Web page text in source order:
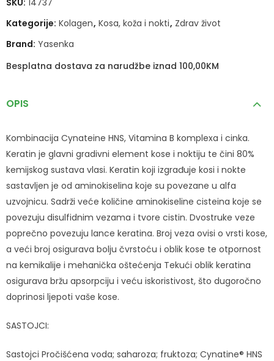
Kategorije: Kolagen, Kosa, koža i nokti, Zdrav život
Brand: Yasenka
Besplatna dostava za narudžbe iznad 100,00KM
OPIS
Kombinacija Cynateine HNS, Vitamina B komplexa i cinka.
Keratin je glavni gradivni element kose i noktiju te čini 80%
kemijskog sustava vlasi. Keratin koji izgrađuje kosi i nokte
sastavljen je od aminokiselina koje su povezane u alfa
uzvojnicu. Sadrži veće količine aminokiseline cisteina koje se
povezuju disulfidnim vezama i tvore cistin. Dvostruke veze
poprečno povezuju lance keratina. Broj veza ovisi o vrsti kose,
a veći broj osigurava bolju čvrstoću i oblik kose te otpornost
na kemikalije i mehanička oštećenja Tekući oblik keratina
osigurava bržu apsorpciju i veću iskoristivost, što dugoročno
doprinosi ljepoti vaše kose.
SASTOJCI:
Sastojci Pročišćena voda; saharoza; fruktoza; Cynatine® HNS